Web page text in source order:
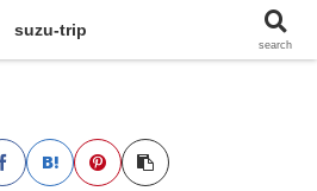
suzu-trip
search